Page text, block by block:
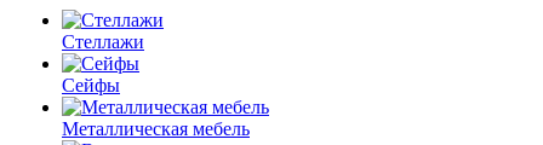
Стеллажи
Сейфы
Металлическая мебель